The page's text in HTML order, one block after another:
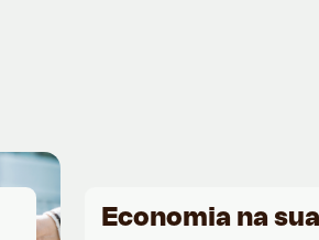
Economia na sua